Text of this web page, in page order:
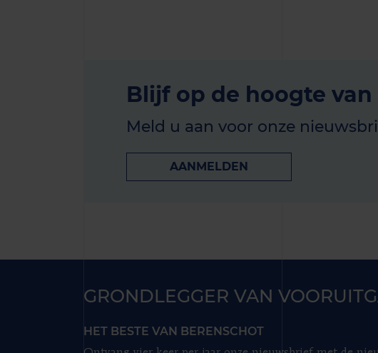
Blijf op de hoogte
Meld u aan voor onze
AANMELDEN
GRONDLEGGER VAN
HET BESTE VAN BERENSCHOT